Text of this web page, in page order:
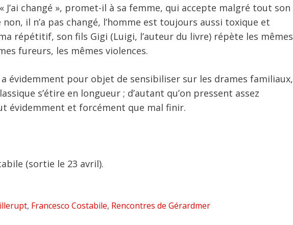
J’ai changé », promet-il à sa femme, qui accepte malgré tout son
il n’a pas changé, l’homme est toujours aussi toxique et
répétitif, son fils Gigi (Luigi, l’auteur du livre) répète les mêmes
fureurs, les mêmes violences.
évidemment pour objet de sensibiliser sur les drames familiaux,
s’étire en longueur ; d’autant qu’on pressent assez
évidemment et forcément que mal finir.
(sortie le 23 avril).
, Francesco Costabile, Rencontres de Gérardmer